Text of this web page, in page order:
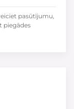
pasūtījumu,
piegādes